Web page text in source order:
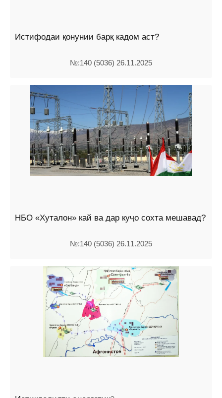
Истифодаи қонунии барқ кадом аст?
№:140 (5036) 26.11.2025
НБО «Хуталон» кай ва дар куҷо сохта мешавад?
№:140 (5036) 26.11.2025